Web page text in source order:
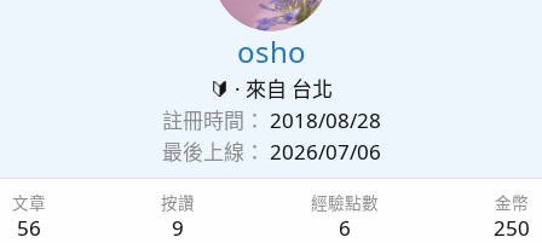
osho
🔰 · 來自 台北
註冊時間
2018/08/28
最後上線
2026/07/06
文章
56
按讚
9
經驗點數
6
金幣
250